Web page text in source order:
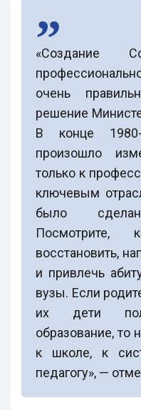
«Создание
очень
решение
В конце
произошло
только к
ключевым
было
Посмотрите,
восстановить,
и привлечь
вузы. Если
их дети
образование, то
к школе, к
педагогу», —